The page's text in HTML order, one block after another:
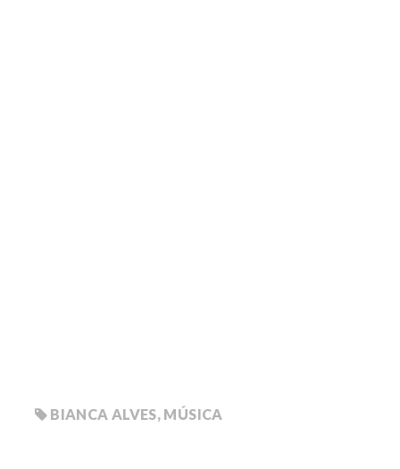
BIANCA ALVES, MÚSICA